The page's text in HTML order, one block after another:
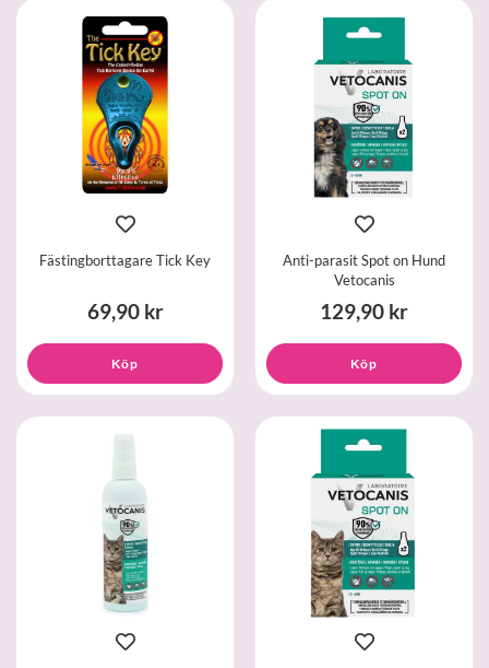
Fästingborttagare Tick Key
69,90 kr
Köp
Anti-parasit Spot on Hund
Vetocanis
129,90 kr
Köp